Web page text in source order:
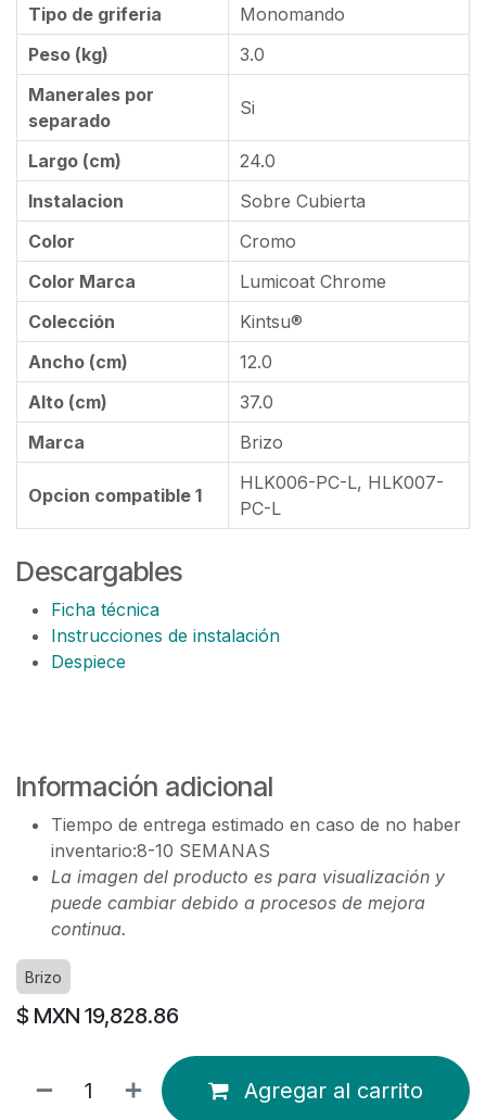
Tipo de griferia
Monomando
Peso (kg)
3.0
Manerales por
separado
Si
Largo (cm)
24.0
Instalacion
Sobre Cubierta
Color
Cromo
Color Marca
Lumicoat Chrome
Colección
Kintsu®
Ancho (cm)
12.0
Alto (cm)
37.0
Marca
Brizo
Opcion compatible 1
HLK006-PC-L, HLK007-
PC-L
Descargables
Ficha técnica
Instrucciones de instalación
Despiece
Información adicional
Tiempo de entrega estimado en caso de no haber
inventario:8-10 SEMANAS
La imagen del producto es para visualización y
puede cambiar debido a procesos de mejora
continua.
Brizo
$ MXN 19,828.86
Agregar al carrito